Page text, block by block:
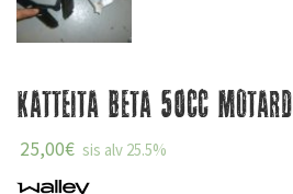
Katteita Beta 50cc
25,00€ sis alv 25.5%